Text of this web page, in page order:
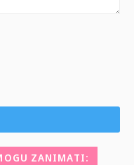
ZANIMATI: